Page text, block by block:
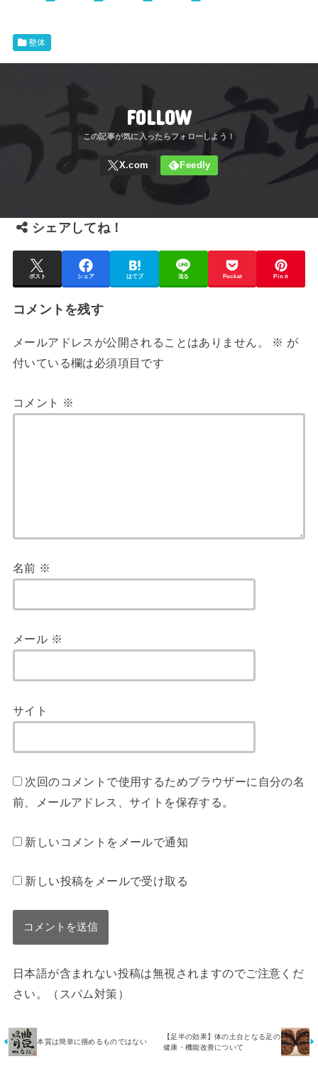
i
a
整体
FOLLOW
シェアしてね！
ポスト シェア はてブ 送る Pocket Pin it
コメントを残す
メールアドレスが公開されることはありません。 ※ が
付いている欄は必須項目です
コメント ※
名前 ※
メール ※
サイト
次回のコメントで使用するためブラウザーに自分の名
前、メールアドレス、サイトを保存する。
新しいコメントをメールで通知
新しい投稿をメールで受け取る
日本語が含まれない投稿は無視されますのでご注意くだ
さい。（スパム対策）
本質は簡単に掴めるものではない
【足半の効果】体の土台となる足の
健康・機能改善について